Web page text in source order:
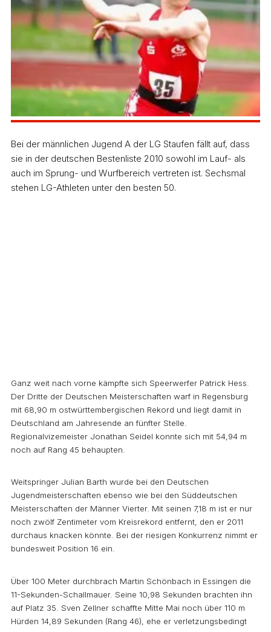
Bei der männlichen Jugend A der LG Staufen fällt auf, dass
sie in der deutschen Bestenliste 2010 sowohl im Lauf- als
auch im Sprung- und Wurfbereich vertreten ist. Sechsmal
stehen LG-Athleten unter den besten 50.
Ganz weit nach vorne kämpfte sich Speerwerfer Patrick Hess.
Der Dritte der Deutschen Meisterschaften warf in Regensburg
mit 68,90 m ostwürttembergischen Rekord und liegt damit in
Deutschland am Jahresende an fünfter Stelle.
Regionalvizemeister Jonathan Seidel konnte sich mit 54,94 m
noch auf Rang 45 behaupten.
Weitspringer Julian Barth wurde bei den Deutschen
Jugendmeisterschaften ebenso wie bei den Süddeutschen
Meisterschaften der Männer Vierter. Mit seinen 7,18 m ist er nur
noch zwölf Zentimeter vom Kreisrekord entfernt, den er 2011
durchaus knacken könnte. Bei der riesigen Konkurrenz nimmt er
bundesweit Position 16 ein.
Über 100 Meter durchbrach Martin Schönbach in Essingen die
11-Sekunden-Schallmauer. Seine 10,98 Sekunden brachten ihn
auf Platz 35. Sven Zellner schaffte Mitte Mai noch über 110 m
Hürden 14,89 Sekunden (Rang 46), ehe er verletzungsbedingt